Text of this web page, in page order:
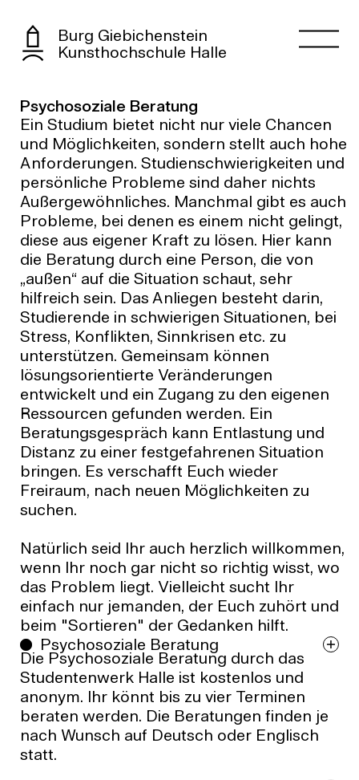
Burg Giebichenstein
Kunsthochschule Halle
Psychosoziale Beratung
Ein Studium bietet nicht nur viele Chancen
und Möglichkeiten, sondern stellt auch hohe
Anforderungen. Studienschwierigkeiten und
persönliche Probleme sind daher nichts
Außergewöhnliches. Manchmal gibt es auch
Probleme, bei denen es einem nicht gelingt,
diese aus eigener Kraft zu lösen. Hier kann
die Beratung durch eine Person, die von
„außen“ auf die Situation schaut, sehr
hilfreich sein. Das Anliegen besteht darin,
Studierende in schwierigen Situationen, bei
Stress, Konflikten, Sinnkrisen etc. zu
unterstützen. Gemeinsam können
lösungsorientierte Veränderungen
entwickelt und ein Zugang zu den eigenen
Ressourcen gefunden werden. Ein
Beratungsgespräch kann Entlastung und
Distanz zu einer festgefahrenen Situation
bringen. Es verschafft Euch wieder
Freiraum, nach neuen Möglichkeiten zu
suchen.
Natürlich seid Ihr auch herzlich willkommen,
wenn Ihr noch gar nicht so richtig wisst, wo
das Problem liegt. Vielleicht sucht Ihr
einfach nur jemanden, der Euch zuhört und
beim "Sortieren" der Gedanken hilft.
Psychosoziale Beratung
Die Psychosoziale Beratung durch das
Studentenwerk Halle ist kostenlos und
anonym. Ihr könnt bis zu vier Terminen
beraten werden. Die Beratungen finden je
nach Wunsch auf Deutsch oder Englisch
statt.